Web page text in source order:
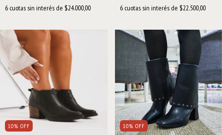
6 cuotas sin interés de $24.000,00
6 cuotas sin interés de $22.500,00
10% OFF 10% OFF